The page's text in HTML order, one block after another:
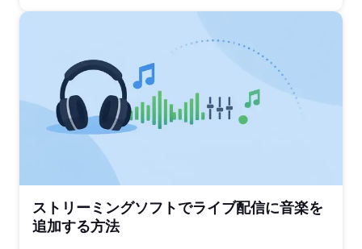
ストリーミングソフトでライブ配信に音楽を
追加する方法